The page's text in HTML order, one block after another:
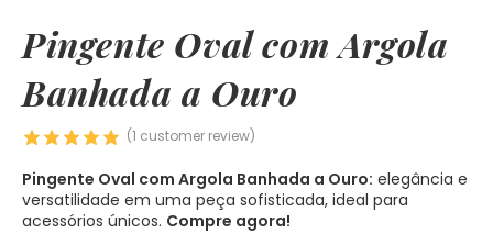
Pingente Oval com Argola
Banhada a Ouro
(1 customer review)
Pingente Oval com Argola Banhada a Ouro: elegância e
versatilidade em uma peça sofisticada, ideal para
acessórios únicos. Compre agora!